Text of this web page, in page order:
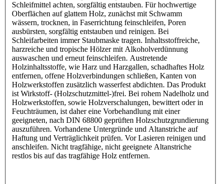
Schleifmittel achten, sorgfältig entstauben. Für hochwertige
Oberflächen auf glattem Holz, zunächst mit Schwamm
wässern, trocknen, in Faserrichtung feinschleifen, Poren
ausbürsten, sorgfältig entstauben und reinigen. Bei
Schleifarbeiten immer Staubmaske tragen. Inhaltsstoffreiche,
harzreiche und tropische Hölzer mit Alkoholverdünnung
auswaschen und erneut feinschleifen. Austretende
Holzinhaltsstoffe, wie Harz und Harzgallen, schadhaftes Holz
entfernen, offene Holzverbindungen schließen, Kanten von
Holzwerkstoffen zusätzlich wasserfest abdichten. Das Produkt
ist Wirkstoff- (Holzschutzmittel-)frei. Bei rohem Nadelholz und
Holzwerkstoffen, sowie Holzverschalungen, bewittert oder in
Feuchträumen, ist daher eine Vorbehandlung mit einer
geeigneten, nach DIN 68800 geprüften Holzschutzgrundierung
auszuführen. Vorhandene Untergründe und Altanstriche auf
Haftung und Verträglichkeit prüfen. Vor Lasieren reinigen und
anschleifen. Nicht tragfähige, nicht geeignete Altanstriche
restlos bis auf das tragfähige Holz entfernen.